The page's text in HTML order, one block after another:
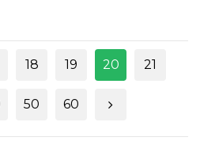
18 19 20 21
50 60